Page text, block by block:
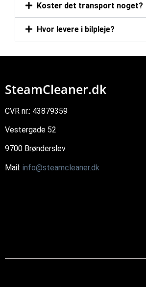
Koster det transport noget?
Hvor levere i bilpleje?
SteamCleaner.dk
CVR nr.: 43879359
Vestergade 52
9700 Brønderslev
Mail: info@steamcleaner.dk